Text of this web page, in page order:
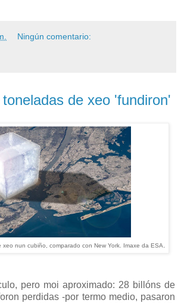
Ningún comentario:
de xeo 'fundiron'
nun cubiño, comparado con New York. Imaxe da ESA
pero moi aproximado: 28 billóns de
perdidas -por termo medio, pasaron